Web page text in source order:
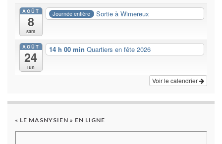
AOÛT
8
sam
Journée entière Sortie à Wimereux
AOÛT
24
lun
14 h 00 min Quartiers en fête 2026
Voir le calendrier
« LE MASNYSIEN » EN LIGNE